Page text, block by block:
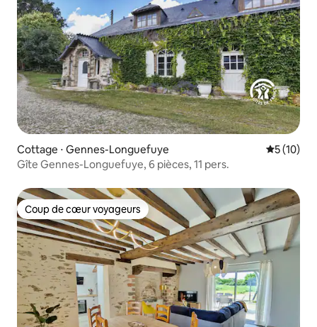
Cottage ⋅ Gennes-Longuefuye
5 (10)
Gîte Gennes-Longuefuye, 6 pièces, 11 pers.
Coup de cœur voyageurs
Coup de cœur voyageurs